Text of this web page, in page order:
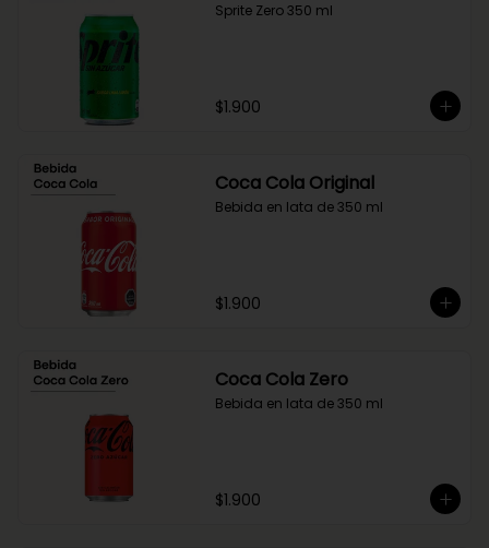
Sprite Zero 350 ml
$1.900
Coca Cola Original
Bebida en lata de 350 ml
$1.900
Coca Cola Zero
Bebida en lata de 350 ml
$1.900